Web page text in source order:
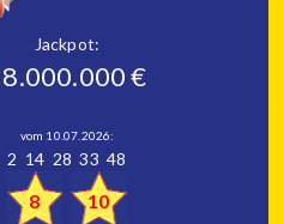
Jackpot:
€
vom 10.07.2026:
2 14 28 33 48
8 10